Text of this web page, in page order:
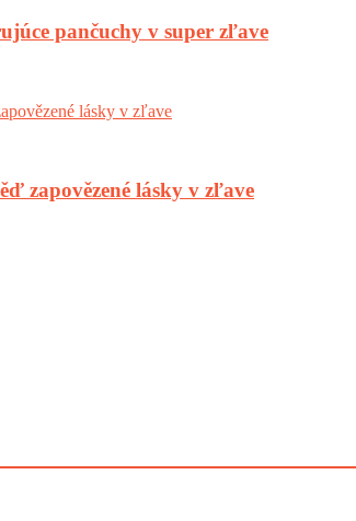
pančuchy v super zľave
zapovězené lásky v zľave